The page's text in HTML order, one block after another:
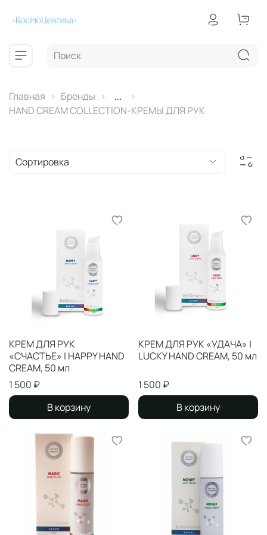
Главная Бренды
...
HAND CREAM COLLECTION-КРЕМЫ ДЛЯ РУК
КРЕМ ДЛЯ РУК
«СЧАСТЬЕ» | HAPPY HAND
CREAM, 50 мл
1 500 ₽
В корзину
КРЕМ ДЛЯ РУК «УДАЧА» |
LUCKY HAND CREAM, 50 мл
1 500 ₽
В корзину